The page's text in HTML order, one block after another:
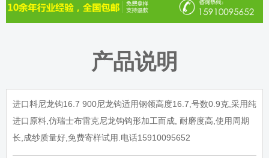
产品说明
进口料尼龙钩16.7 900尼龙钩适用钢领高度16.7,号数0.9克,采用纯
进口原料,仿瑞士布雷克尼龙钩钩形加工而成, 耐磨度高,使用周期
长,成纱质量好,免费寄样试用.电话15910095652